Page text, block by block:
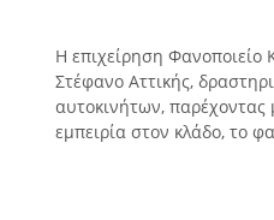
Η επιχείρηση Φανοποιείο
Στέφανο Αττικής,
αυτοκινήτων,
εμπειρία στον κλάδο, το